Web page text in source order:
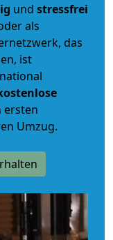
und stressfrei
als
das
ist
ersten
Umzug.